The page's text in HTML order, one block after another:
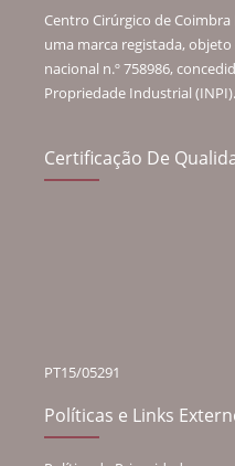
Centro Cirúrgico de
uma marca registada,
nacional n.º 758986,
Propriedade Industrial
Certificação De
PT15/05291
Políticas e Links